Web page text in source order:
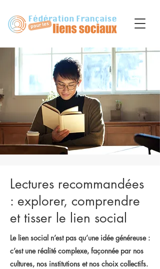
Lectures recommandées
: explorer, comprendre
et tisser le lien social
Le lien social n’est pas qu’une idée généreuse :
c’est une réalité complexe, façonnée par nos
cultures, nos institutions et nos choix collectifs.